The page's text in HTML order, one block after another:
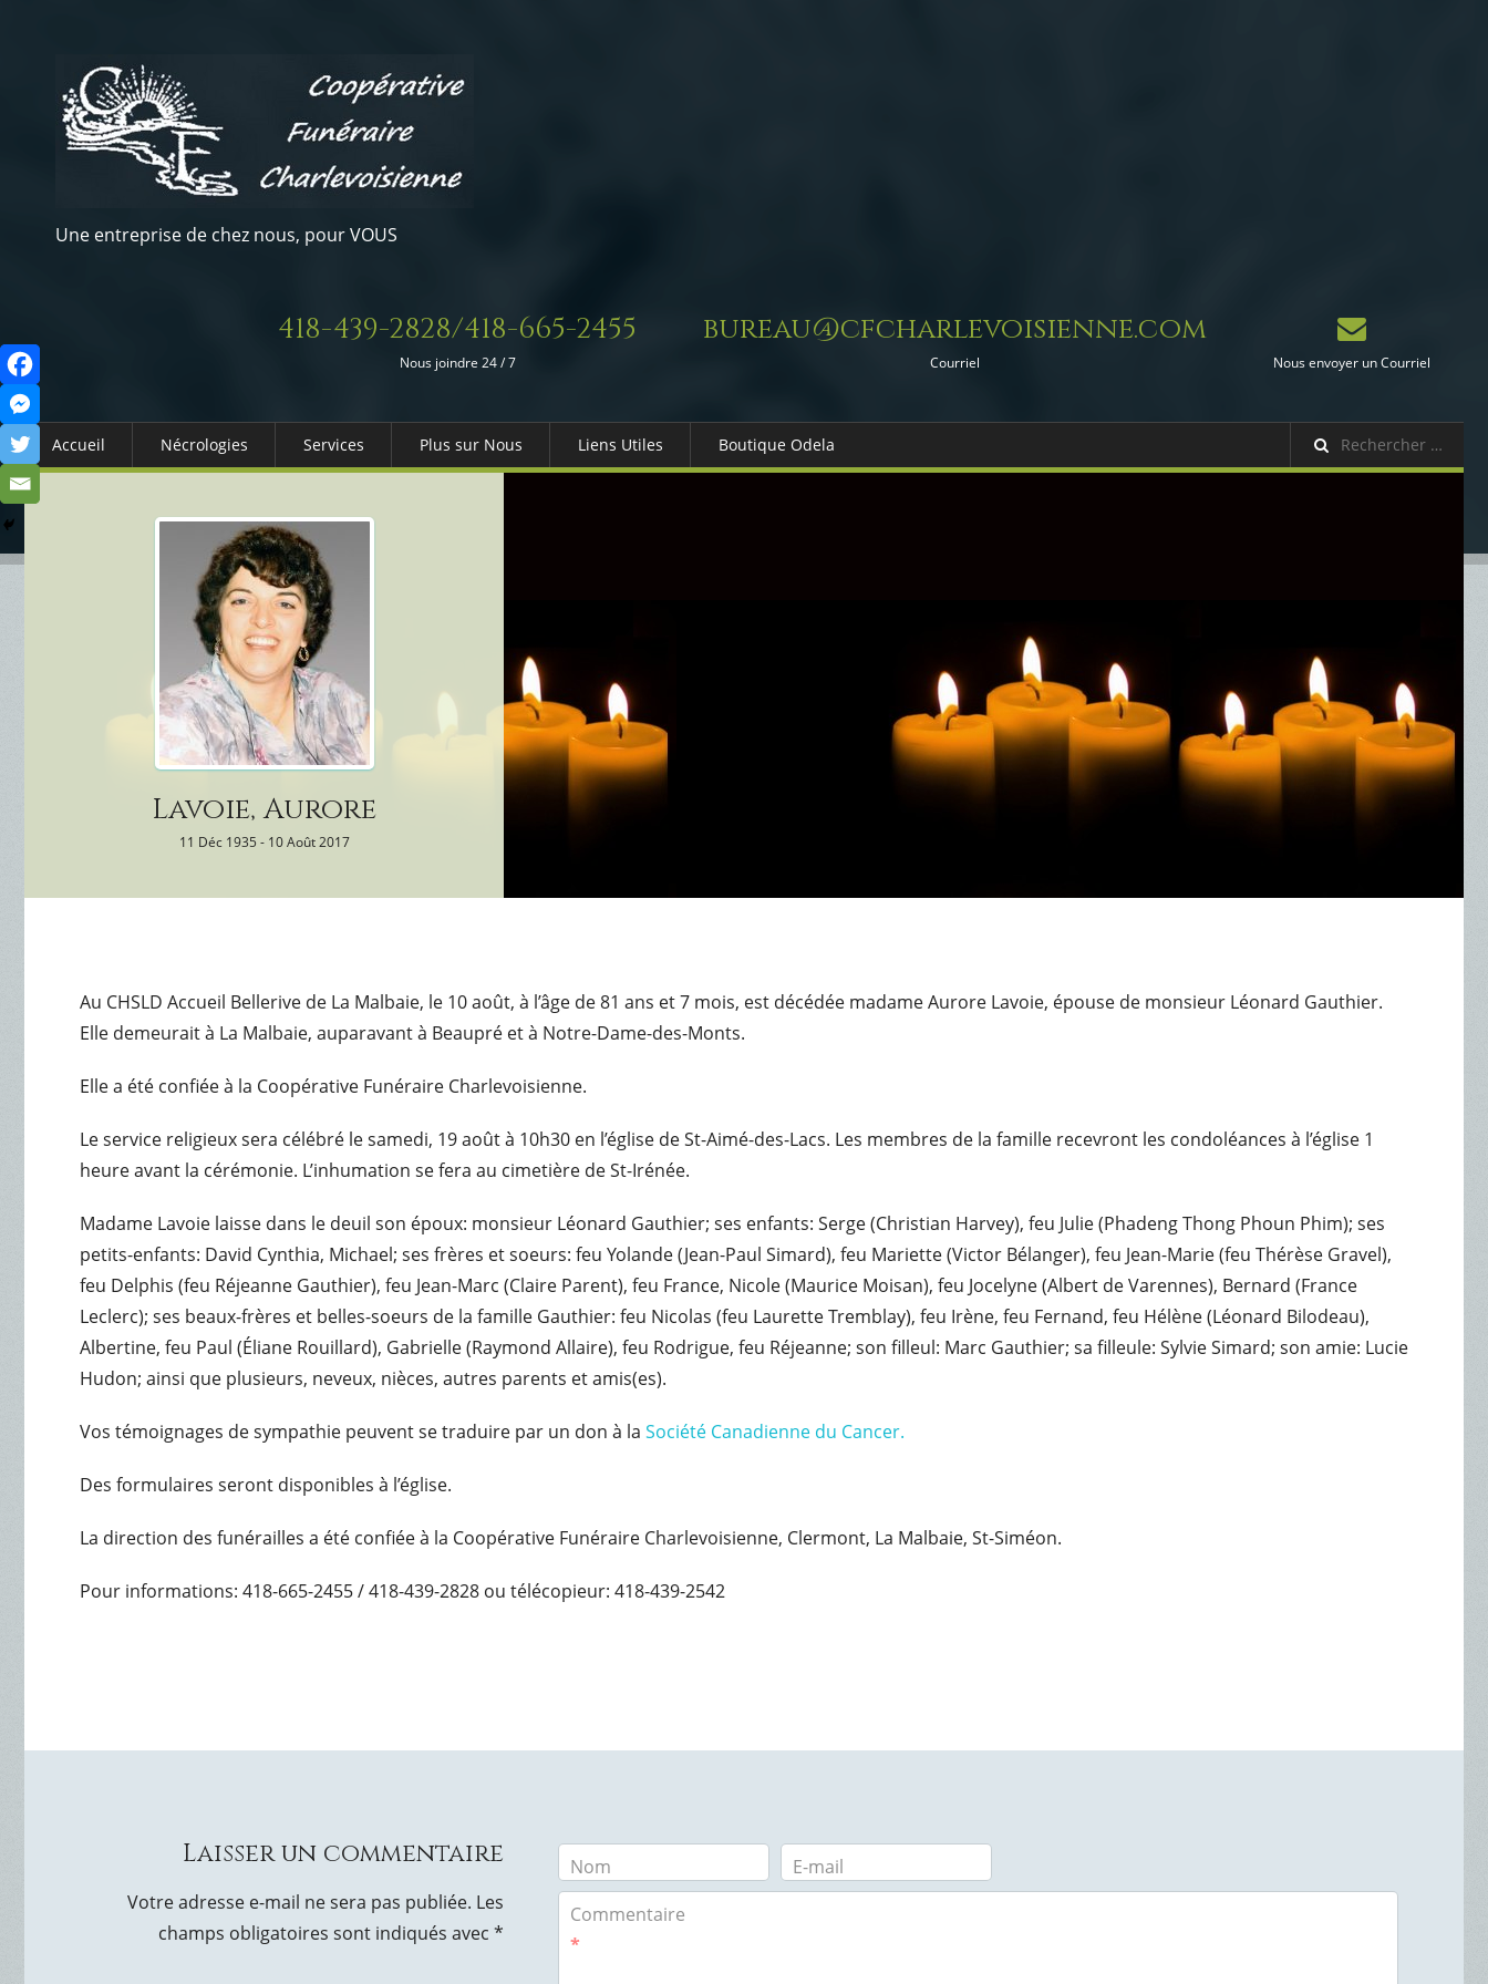
Une entreprise de chez nous, pour VOUS
418-439-2828/418-665-2455
Nous joindre 24 / 7
bureau@cfcharlevoisienne.com
Courriel Nous envoyer un Courriel
Accueil Nécrologies Services
Columbarium
Services Funéraires
Plus sur Nous Liens Utiles Boutique Odela
Lavoie, Aurore
11 Déc 1935 - 10 Août 2017
Au CHSLD Accueil Bellerive de La Malbaie, le 10 août, à l’âge de 81 ans et 7 mois, est décédée madame Aurore Lavoie, épouse de monsieur Léonard Gauthier.
Elle demeurait à La Malbaie, auparavant à Beaupré et à Notre-Dame-des-Monts.
Elle a été confiée à la Coopérative Funéraire Charlevoisienne.
Le service religieux sera célébré le samedi, 19 août à 10h30 en l’église de St-Aimé-des-Lacs. Les membres de la famille recevront les condoléances à l’église 1
heure avant la cérémonie. L’inhumation se fera au cimetière de St-Irénée.
Madame Lavoie laisse dans le deuil son époux: monsieur Léonard Gauthier; ses enfants: Serge (Christian Harvey), feu Julie (Phadeng Thong Phoun Phim); ses
petits-enfants: David Cynthia, Michael; ses frères et soeurs: feu Yolande (Jean-Paul Simard), feu Mariette (Victor Bélanger), feu Jean-Marie (feu Thérèse Gravel),
feu Delphis (feu Réjeanne Gauthier), feu Jean-Marc (Claire Parent), feu France, Nicole (Maurice Moisan), feu Jocelyne (Albert de Varennes), Bernard (France
Leclerc); ses beaux-frères et belles-soeurs de la famille Gauthier: feu Nicolas (feu Laurette Tremblay), feu Irène, feu Fernand, feu Hélène (Léonard Bilodeau),
Albertine, feu Paul (Éliane Rouillard), Gabrielle (Raymond Allaire), feu Rodrigue, feu Réjeanne; son filleul: Marc Gauthier; sa filleule: Sylvie Simard; son amie: Lucie
Hudon; ainsi que plusieurs, neveux, nièces, autres parents et amis(es).
Vos témoignages de sympathie peuvent se traduire par un don à la Société Canadienne du Cancer.
Des formulaires seront disponibles à l’église.
La direction des funérailles a été confiée à la Coopérative Funéraire Charlevoisienne, Clermont, La Malbaie, St-Siméon.
Pour informations: 418-665-2455 / 418-439-2828 ou télécopieur: 418-439-2542
Laisser un commentaire
Votre adresse e-mail ne sera pas publiée. Les
champs obligatoires sont indiqués avec *
Nom
E-mail
Commentaire
*